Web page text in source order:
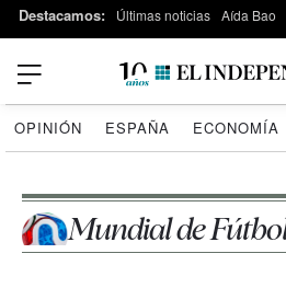
Destacamos: Últimas noticias Aída Bao
OPINIÓN ESPAÑA ECONOMÍA
Mundial de